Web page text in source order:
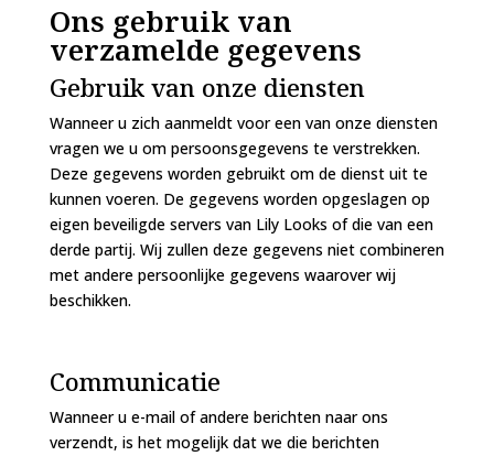
Ons gebruik van
verzamelde gegevens
Gebruik van onze diensten
Wanneer u zich aanmeldt voor een van onze diensten
vragen we u om persoonsgegevens te verstrekken.
Deze gegevens worden gebruikt om de dienst uit te
kunnen voeren. De gegevens worden opgeslagen op
eigen beveiligde servers van Lily Looks of die van een
derde partij. Wij zullen deze gegevens niet combineren
met andere persoonlijke gegevens waarover wij
beschikken.
Communicatie
Wanneer u e-mail of andere berichten naar ons
verzendt, is het mogelijk dat we die berichten